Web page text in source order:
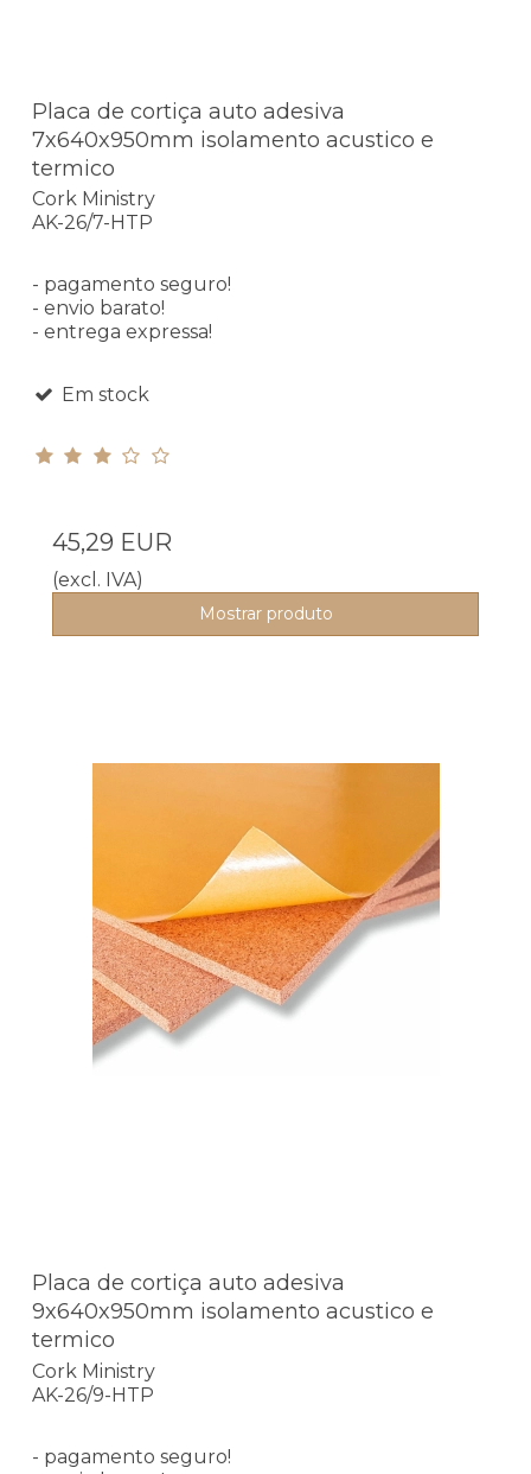
Placa de cortiça auto adesiva
7x640x950mm isolamento acustico e
termico
Cork Ministry
AK-26/7-HTP
- pagamento seguro!
- envio barato!
- entrega expressa!
Em stock
45,29 EUR
(excl. IVA)
Mostrar produto
Placa de cortiça auto adesiva
9x640x950mm isolamento acustico e
termico
Cork Ministry
AK-26/9-HTP
- pagamento seguro!